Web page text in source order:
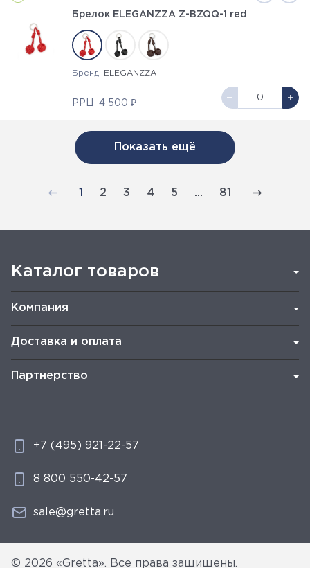
Брелок ELEGANZZA Z-BZQQ-1 red
Бренд: ELEGANZZA
РРЦ 4 500 ₽
Показать ещё
1 2 3 4 5 ... 81
Каталог товаров
Компания
Доставка и оплата
Партнерство
+7 (495) 921-22-57
8 800 550-42-57
sale@gretta.ru
© 2026 «Gretta». Все права защищены.